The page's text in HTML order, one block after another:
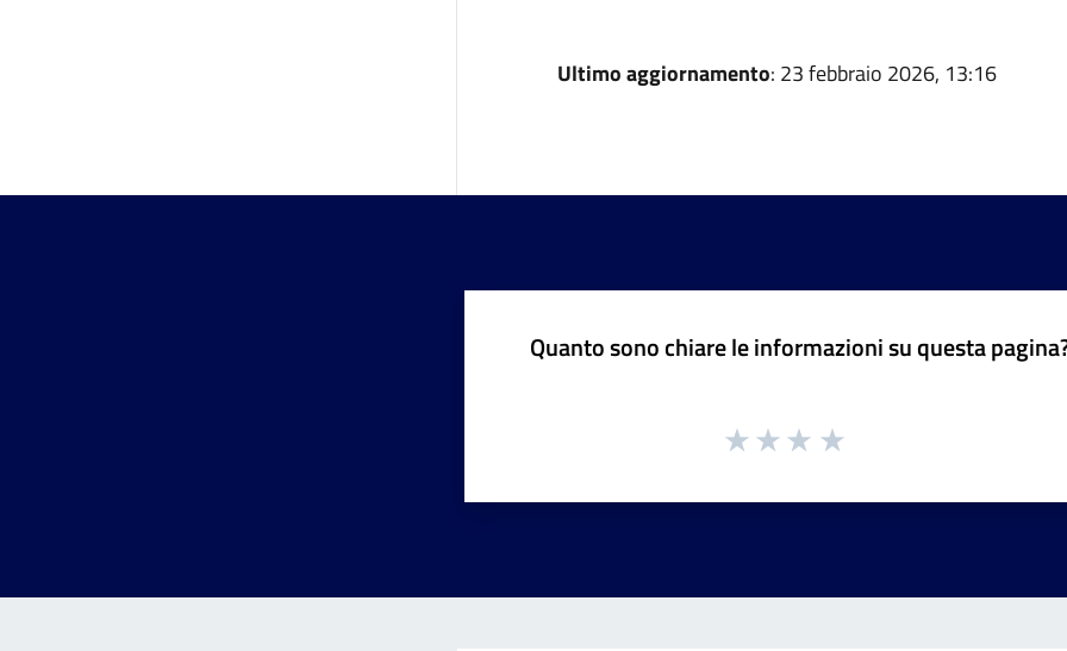
Ultimo aggiornamento: 23 febbraio 2026, 13:16
Quanto sono chiare le informazioni su questa